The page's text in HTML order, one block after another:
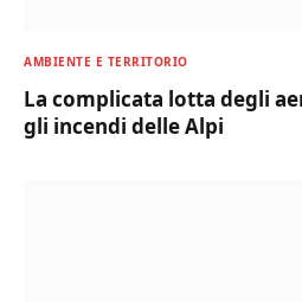
AMBIENTE E TERRITORIO
La complicata lotta degli
gli incendi delle Alpi